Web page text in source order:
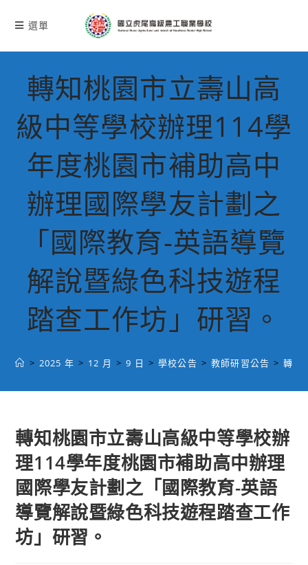
選單
轉知桃園市立壽山高
級中等學校辦理114學
年度桃園市補助高中
辦理國際學友計劃之
「國際教育-英語導覽
解說暨綠色科技遊程
踏查工作坊」研習。
> 2025 年 > 12 月 > 9 日 > 學校公告 > 教師研習公告 > 轉知
轉知桃園市立壽山高級中等學校辦
理114學年度桃園市補助高中辦理
國際學友計劃之「國際教育-英語
導覽解說暨綠色科技遊程踏查工作
坊」研習。